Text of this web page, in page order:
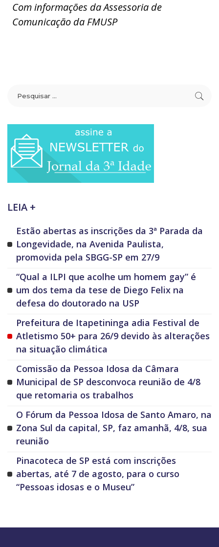
Com informações da Assessoria de
Comunicação da FMUSP
LEIA +
Estão abertas as inscrições da 3ª Parada da
Longevidade, na Avenida Paulista,
promovida pela SBGG-SP em 27/9
“Qual a ILPI que acolhe um homem gay” é
um dos tema da tese de Diego Felix na
defesa do doutorado na USP
Prefeitura de Itapetininga adia Festival de
Atletismo 50+ para 26/9 devido às alterações
na situação climática
Comissão da Pessoa Idosa da Câmara
Municipal de SP desconvoca reunião de 4/8
que retomaria os trabalhos
O Fórum da Pessoa Idosa de Santo Amaro, na
Zona Sul da capital, SP, faz amanhã, 4/8, sua
reunião
Pinacoteca de SP está com inscrições
abertas, até 7 de agosto, para o curso
“Pessoas idosas e o Museu”